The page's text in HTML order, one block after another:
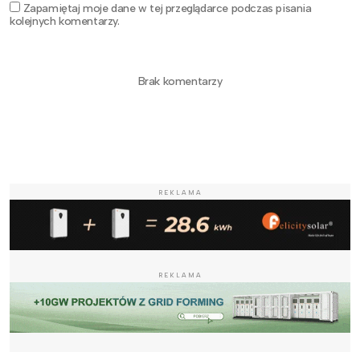
Zapamiętaj moje dane w tej przeglądarce podczas pisania
kolejnych komentarzy.
Brak komentarzy
REKLAMA
REKLAMA